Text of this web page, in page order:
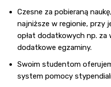
Czesne za pobieraną
najniższe w regionie, przy
opłat dodatkowych np. za
dodatkowe egzaminy.
Swoim studentom
system pomocy